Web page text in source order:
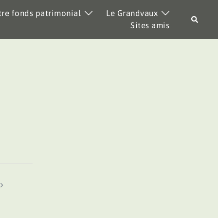
fonds patrimonial
Le Grandvaux
Sites amis